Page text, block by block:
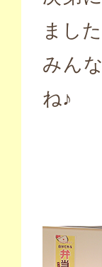
ました
みん
ね♪